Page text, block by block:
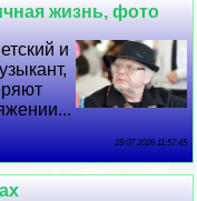
жизнь, фото
и
28 07 2026 11:57:45